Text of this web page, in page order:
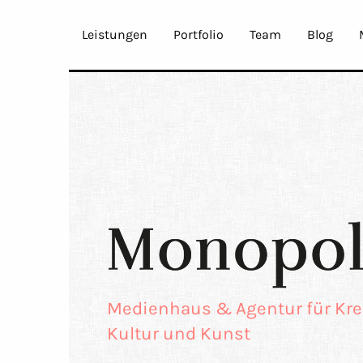
Leistungen Portfolio Team Blog
Monopol
Medienhaus & Agentur für
Kultur und Kunst